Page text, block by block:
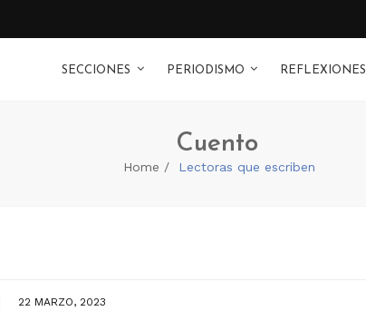
SECCIONES PERIODISMO REFLEXIONES
Cuento
Home Lectoras que escriben
22 MARZO, 2023